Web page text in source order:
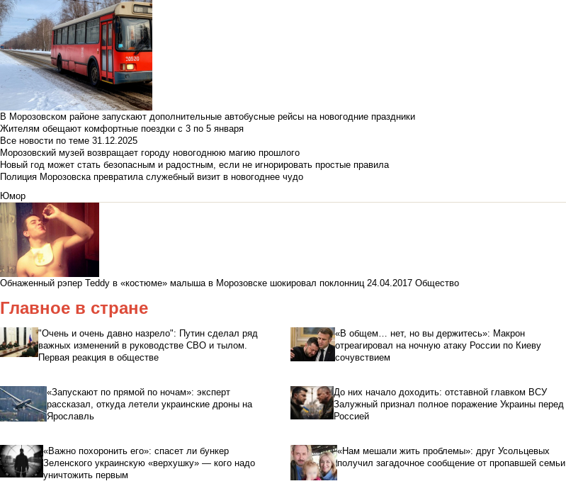
В Морозовском районе запускают дополнительные автобусные рейсы на новогодние праздники
Жителям обещают комфортные поездки с 3 по 5 января
Все новости по теме 31.12.2025
Морозовский музей возвращает городу новогоднюю магию прошлого
Новый год может стать безопасным и радостным, если не игнорировать простые правила
Полиция Морозовска превратила служебный визит в новогоднее чудо
Юмор
Обнаженный рэпер Teddy в «костюме» малыша в Морозовске шокировал поклонниц 24.04.2017 Общество
Главное в стране
"Очень и очень давно назрело": Путин сделал ряд
важных изменений в руководстве СВО и тылом.
Первая реакция в обществе
«В общем… нет, но вы держитесь»: Макрон
отреагировал на ночную атаку России по Киеву
сочувствием
«Запускают по прямой по ночам»: эксперт
рассказал, откуда летели украинские дроны на
Ярославль
До них начало доходить: отставной главком ВСУ
Залужный признал полное поражение Украины перед
Россией
«Важно похоронить его»: спасет ли бункер
Зеленского украинскую «верхушку» — кого надо
уничтожить первым
«Нам мешали жить проблемы»: друг Усольцевых
получил загадочное сообщение от пропавшей семьи